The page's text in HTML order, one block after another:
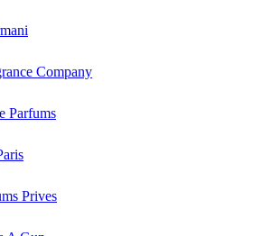
Company
Parfums
Prives